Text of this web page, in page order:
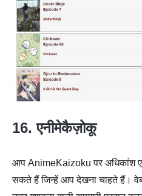
16. एनीमेकैज़ोकू
आप AnimeKaizoku पर अधिकांश
सकते हैं जिन्हें आप देखना चाहते हैं।